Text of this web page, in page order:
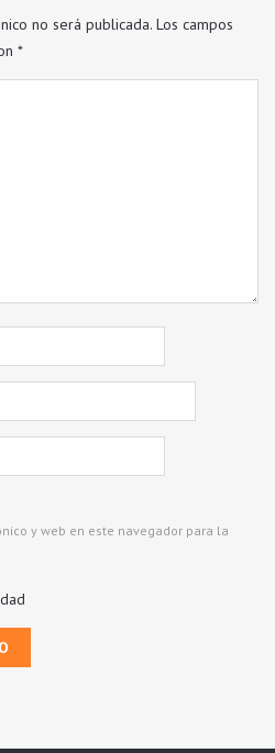
no será publicada. Los campos
*
y web en este navegador para la